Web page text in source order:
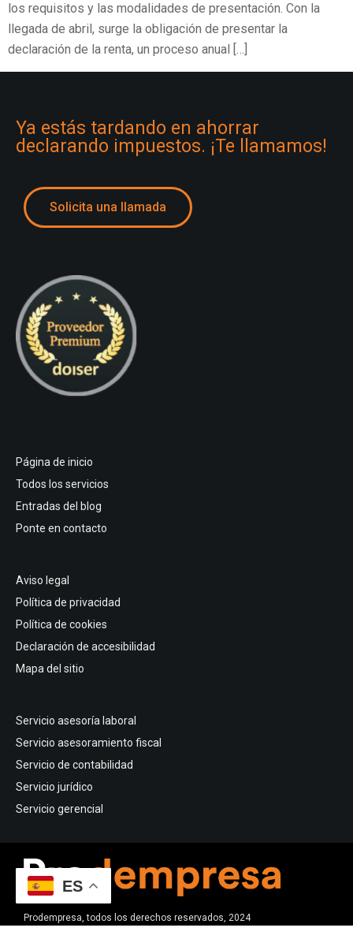
los requisitos y las modalidades de presentación. Con la
llegada de abril, surge la obligación de presentar la
declaración de la renta, un proceso anual […]
Ya estás tardando en ahorrar
declarando impuestos. ¡Te llamamos!
Solicita una llamada
Página de inicio
Todos los servicios
Entradas del blog
Ponte en contacto
Aviso legal
Política de privacidad
Política de cookies
Declaración de accesibilidad
Mapa del sitio
Servicio asesoría laboral
Servicio asesoramiento fiscal
Servicio de contabilidad
Servicio jurídico
Servicio gerencial
Prodempresa, todos los derechos reservados, 2024
ES